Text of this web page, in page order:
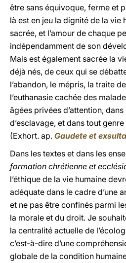
être sans équivoque, ferme et
là est en jeu la dignité de la vie
sacrée, et l’amour de chaque
indépendamment de son
Mais est également sacrée la
déjà nés, de ceux qui se
l’abandon, le mépris, la traite
l’euthanasie cachée des
âgées privées d’attention,
d’esclavage, et dans tout
(Exhort. ap. Gaudete et
Dans les textes et dans les
formation chrétienne et
l’éthique de la vie humaine
adéquate dans le cadre d’une
et ne pas être confinés parmi
la morale et du droit. Je
la centralité actuelle de
c’est-à-dire d’une
globale de la condition